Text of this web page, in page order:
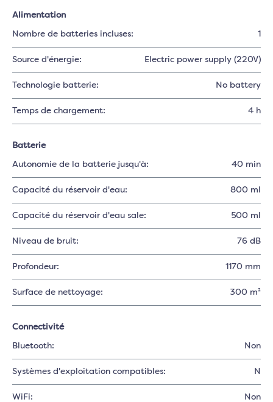
Alimentation
Nombre de batteries incluses: 1
Source d'énergie: Electric power supply (220V)
Technologie batterie: No battery
Temps de chargement: 4 h
Batterie
Autonomie de la batterie jusqu'à: 40 min
Capacité du réservoir d'eau: 800 ml
Capacité du réservoir d'eau sale: 500 ml
Niveau de bruit: 76 dB
Profondeur: 1170 mm
Surface de nettoyage: 300 m²
Connectivité
Bluetooth: Non
Systèmes d'exploitation compatibles: N
WiFi: Non